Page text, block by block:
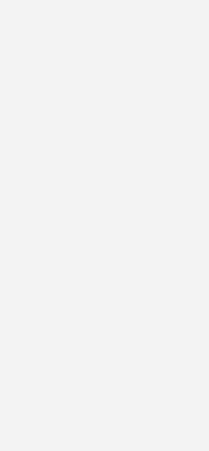
Sie eine sichere
für die
im
S182.de
Sparrenlage
Einfeld- oder
und Anzahl
Wechsel- und
Material-
je Sparren
die Dachfläche
der
die Sparren